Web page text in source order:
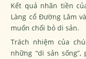
Kết quả nhãn tiền
Làng cổ Đường Lâm
muốn chối bỏ di sản.
Trách nhiệm của
những “di sản